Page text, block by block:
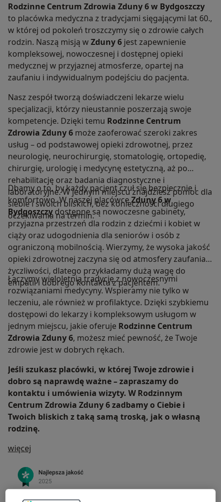
Rodzinne Centrum Zdrowia Zduny 6 w Bydgoszczy
to placówka medyczna z tradycjami sięgającymi lat 60.,
w której od pokoleń troszczymy się o zdrowie całych
rodzin. Naszą misją wZduny 6 jest zapewnienie
kompleksowej, nowoczesnej i dostępnej opieki
medycznej w przyjaznej atmosferze, opartej na
zaufaniu i indywidualnym podejściu do pacjenta.
Nasz zespół tworzą doświadczeni lekarze wielu
specjalizacji, którzy nieustannie poszerzają swoje
kompetencje. Dzięki temu Rodzinne Centrum
Zdrowia Zduny 6 może zaoferować szeroki zakres
usług – od podstawowej opieki zdrowotnej, przez
neurologię, neurochirurgię, stomatologię, ortopedię,
chirurgię, urologię i medycynę estetyczną, aż po
rehabilitację oraz badania diagnostyczne i
laboratoryjne. W jednym miejscu znajdziesz pomoc dla
siebie i swoich bliskich, bez konieczności długiego
oczekiwania na termin.
Dbamy o to, by każdy pacjent czuł się bezpiecznie i
komfortowo. W naszej placówceZduny 6 w
Bydgoszczy dostępne są nowoczesne gabinety,
przyjazna przestrzeń dla rodzin z dziećmi i kobiet w
ciąży oraz udogodnienia dla seniorów i osób z
ograniczoną mobilnością. Wierzymy, że wysoka jakość
opieki zdrowotnej zaczyna się od atmosfery zaufania i
życzliwości, dlatego przykładamy dużą wagę do
empatii i dobrego kontaktu z pacjentem.
Łączymy wieloletnią tradycję z nowoczesnymi
rozwiązaniami medycyny. Wspieramy nie tylko w
leczeniu, ale również w profilaktyce. Dzięki szybkiemu
dostępowi do lekarzy i kompleksowym usługom w
jednym miejscu, jakie oferuje Rodzinne Centrum
Zdrowia Zduny 6, możesz mieć pewność, że Twoje
zdrowie jest w dobrych rękach.
Jeśli szukasz placówki, w której Twoje zdrowie i
dobro są naprawdę ważne – zapraszamy do
kontaktu i umówienia wizyty. W Rodzinnym
Centrum Zdrowia Zduny 6 zadbamy o Ciebie i
Twoich bliskich z taką samą troską, jak o własną
rodzinę.
więcej